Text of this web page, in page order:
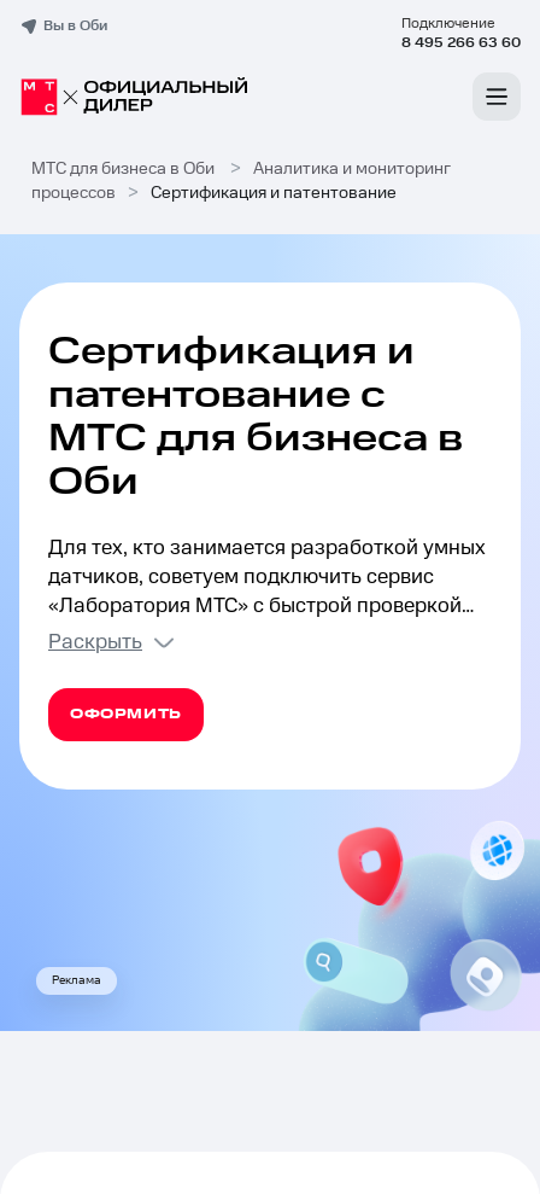
Вы в Оби
Подключение
8 495 266 63 60
МТС для бизнеса в Оби >
Аналитика и мониторинг
процессов
> Сертификация и патентование
Сертификация и
патентование с
МТС для бизнеса в
Оби
Для тех, кто занимается разработкой умных
датчиков, советуем подключить сервис
«Лаборатория МТС» с быстрой проверкой
качества IOT-устройств для бизнеса в в Оби.
работоспособности вашего оборудования, а
также получите возможность повысить его
Раскрыть
ОФОРМИТЬ
Реклама